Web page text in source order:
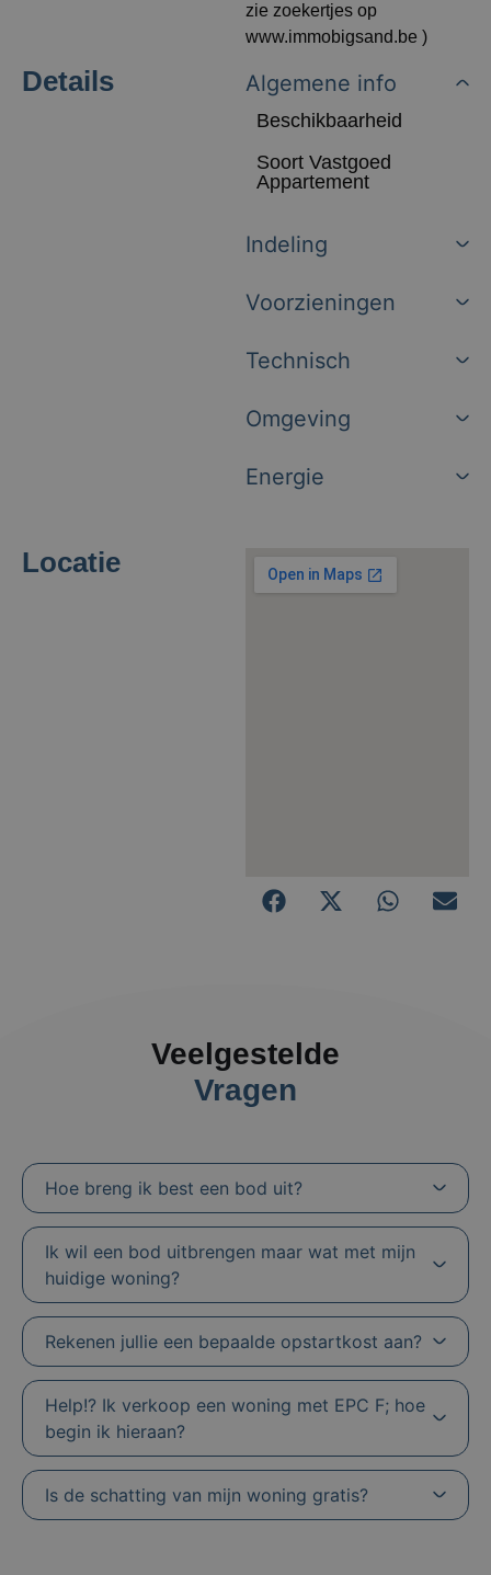
zie zoekertjes op
www.immobigsand.be )
Details Algemene info
Beschikbaarheid
Soort Vastgoed
Appartement
Indeling
Voorzieningen
Technisch
Omgeving
Energie
Locatie
Veelgestelde
Vragen
Hoe breng ik best een bod uit?
Ik wil een bod uitbrengen maar wat met mijn
huidige woning?
Rekenen jullie een bepaalde opstartkost aan?
Help!? Ik verkoop een woning met EPC F; hoe
begin ik hieraan?
Is de schatting van mijn woning gratis?